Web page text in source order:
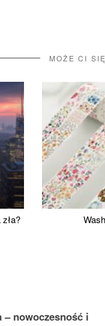
MOŻE CI
– nowoczesność i